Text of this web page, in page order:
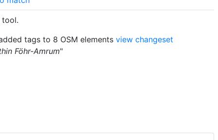
tool.
tags to 8 OSM elements view changeset
Föhr-Amrum"